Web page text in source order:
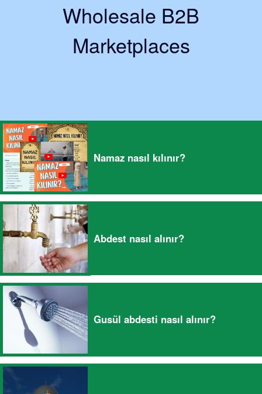
Wholesale B2B
Marketplaces
Namaz nasıl kılınır?
Abdest nasıl alınır?
Gusül abdesti nasıl alınır?